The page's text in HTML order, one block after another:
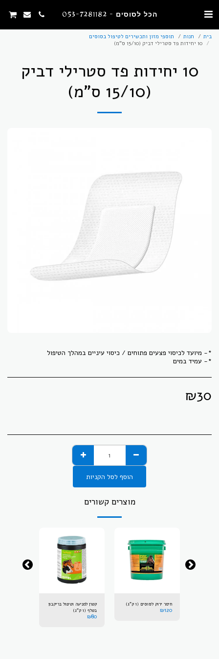
הכל לסוסים - 053-7281182
בית חנות
תוספי מזון ותכשירים לטיפול בסוסים
10 יחידות פד סטרילי דביק (15/10 ס"מ)
10 יחידות פד סטרילי דביק
(15/10 ס"מ)
*- עמיד במים
₪30
הוסף לסל הקניות
מוצרים קשורים
חימר ירוק לסוסים (1 ק"ג)
₪120
קטרן למניעה וטיפול בריקבון
בטלף (1 ק"ג)
₪80